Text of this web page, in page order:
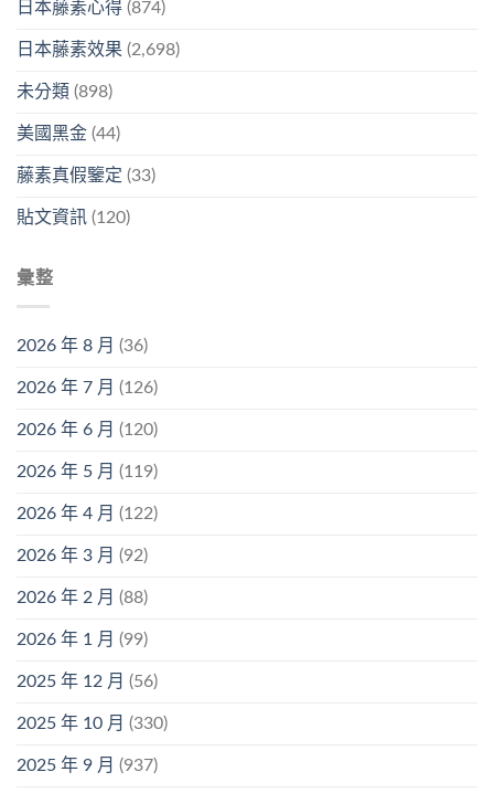
日本藤素心得 (874)
日本藤素效果 (2,698)
未分類 (898)
美國黑金 (44)
藤素真假鑒定 (33)
貼文資訊 (120)
彙整
2026 年 8 月 (36)
2026 年 7 月 (126)
2026 年 6 月 (120)
2026 年 5 月 (119)
2026 年 4 月 (122)
2026 年 3 月 (92)
2026 年 2 月 (88)
2026 年 1 月 (99)
2025 年 12 月 (56)
2025 年 10 月 (330)
2025 年 9 月 (937)